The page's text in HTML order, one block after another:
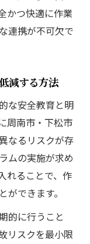
かつ快適に作業
連携が不可欠で
減する方法
な安全教育と明
周南市・下松市
なるリスクが存
ムの実施が求め
れることで、作
できます。
的に行うこと
リスクを最小限